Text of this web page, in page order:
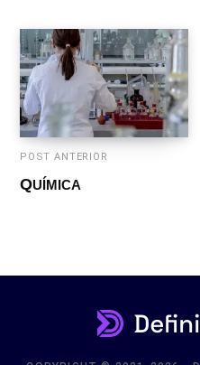
POST ANTERIOR
QUÍMICA